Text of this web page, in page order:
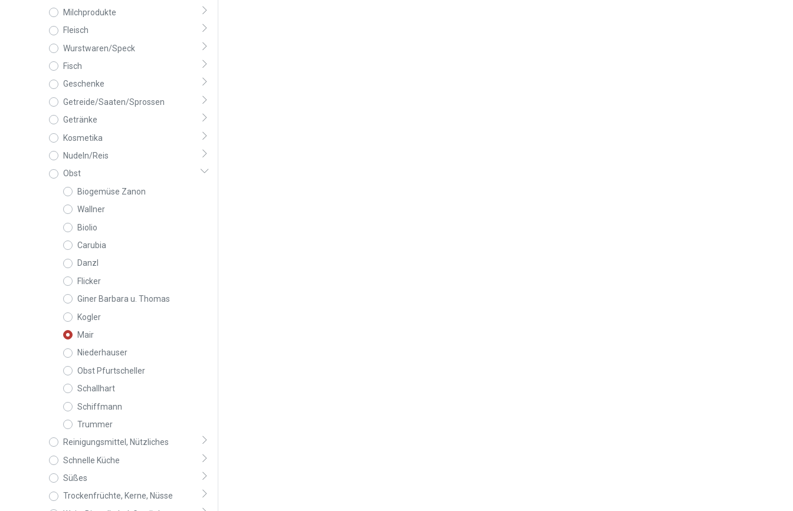
Milchprodukte
Fleisch
Wurstwaren/Speck
Fisch
Geschenke
Getreide/Saaten/Sprossen
Getränke
Kosmetika
Nudeln/Reis
Obst
Biogemüse Zanon
Wallner
Biolio
Carubia
Danzl
Flicker
Giner Barbara u. Thomas
Kogler
Mair
Niederhauser
Obst Pfurtscheller
Schallhart
Schiffmann
Trummer
Reinigungsmittel, Nützliches
Schnelle Küche
Süßes
Trockenfrüchte, Kerne, Nüsse